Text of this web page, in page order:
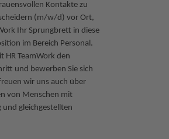
Kontakte zu
(m/w/d) vor Ort,
Ihr Sprungbrett in diese
im Bereich Personal.
HR TeamWork den
und bewerben Sie sich
wir uns auch über
von Menschen mit
und gleichgestellten